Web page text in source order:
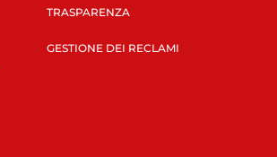
TRASPARENZA
GESTIONE DEI RECLAMI